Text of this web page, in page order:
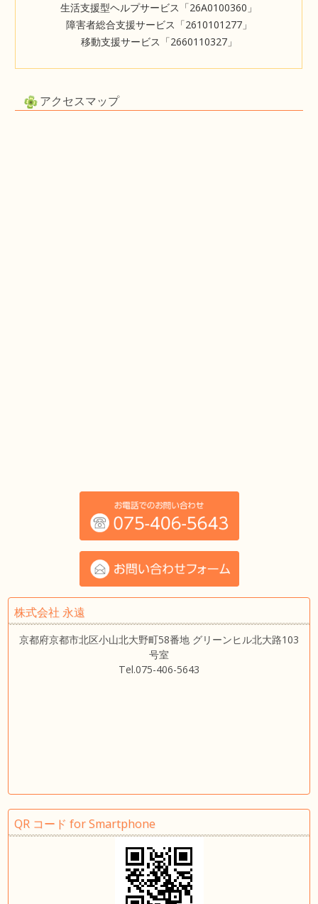
生活支援型ヘルプサービス「26A0100360」
障害者総合支援サービス「2610101277」
移動支援サービス「2660110327」
アクセスマップ
株式会社 永遠
京都府京都市北区小山北大野町58番地 グリーンヒル北大路103
号室
Tel.075-406-5643
QR コード for Smartphone